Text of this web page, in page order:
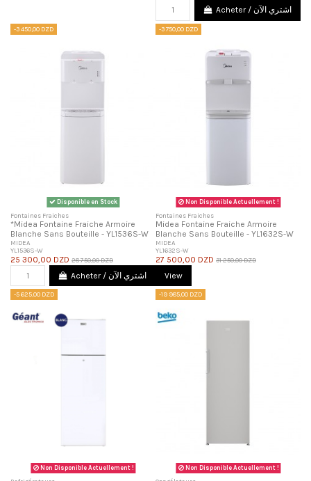
Acheter / اشتري الآن
-3 450,00 DZD
Disponible en Stock
Fontaines Fraiches
*Midea Fontaine Fraiche Armoire
Blanche Sans Bouteille - YL1536S-W
MIDEA
YL1536S-W
25 300,00 DZD 28 750,00 DZD
Acheter / اشتري الآن
-3 750,00 DZD
Non Disponible Actuellement !
Fontaines Fraiches
Midea Fontaine Fraiche Armoire
Blanche Sans Bouteille - YL1632S-W
MIDEA
YL1632S-W
27 500,00 DZD 31 250,00 DZD
View
-5 625,00 DZD
Non Disponible Actuellement !
-19 985,00 DZD
Non Disponible Actuellement !